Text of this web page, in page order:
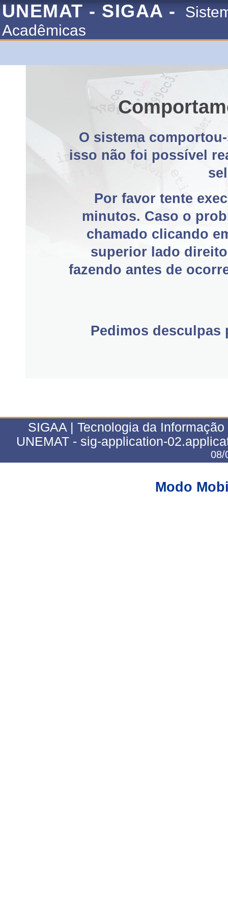
UNEMAT - SIGAA -
Acadêmicas
O sistema
isso não foi possível
Por favor tente
minutos. Caso o
chamado clicando
superior lado
fazendo antes de
Pedimos
SIGAA | Tecnologia da
UNEMAT - sig-application-
08/
Modo